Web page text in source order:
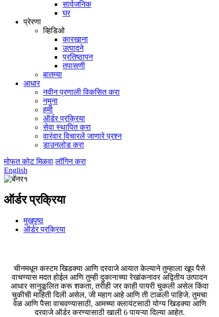
सार्वजनिक
घर
प्रेरणा
व्हिडिओ
कारखाना
उत्पादने
प्रतिष्ठापन
तपासणी
बातम्या
आधार
नवीन प्रणाली विकसित करा
नमुना
हमी
ऑर्डर प्रक्रिया
सेवा स्थापित करा
वारंवार विचारले जाणारे प्रश्न
डाउनलोड करा
मोफत कोट मिळवा लॉगिन करा
English
ऑर्डर प्रक्रिया
मुखपृष्ठ
ऑर्डर प्रक्रिया
चीनमधून कस्टम खिडक्या आणि दरवाजे आयात केल्याने तुम्हाला खूप पैसे
वाचण्यास मदत होईल आणि तुम्ही दुकानाच्या रेखांकनावर अद्वितीय उत्पादन
आधार सानुकूलित करू शकता, तरीही जर काही पायरी चुकली असेल किंवा
चुकीची माहिती दिली असेल, जी महाग आहे आणि ती टाळली पाहिजे. तुमचा
वेळ आणि पैसा वाचवण्यासाठी, आमच्या क्लायंटसाठी योग्य खिडक्या आणि
दरवाजे ऑर्डर करण्यासाठी खाली 6 पायऱ्या दिल्या आहेत.